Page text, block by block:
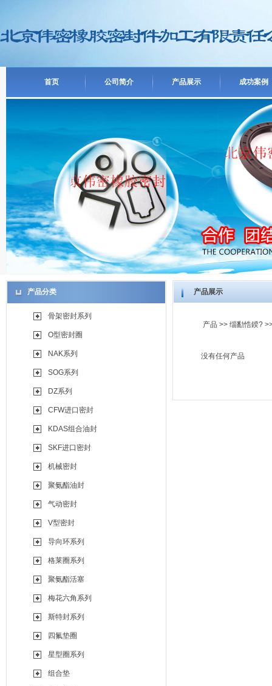
首页 公司简介 产品展示 成功案例
产品分类
骨架密封系列
O型密封圈
NAK系列
SOG系列
DZ系列
CFW进口密封
KDAS组合油封
SKF进口密封
机械密封
聚氨酯油封
气动密封
V型密封
导向环系列
格莱圈系列
聚氨酯活塞
梅花六角系列
斯特封系列
四氟垫圈
星型圈系列
组合垫
产品展示
产品 >> 缁勫悎鍨?
没有任何产品